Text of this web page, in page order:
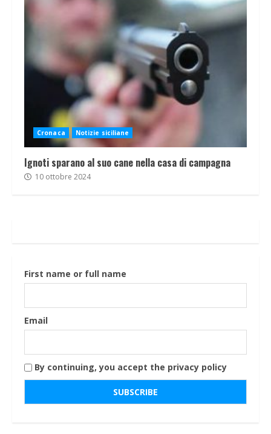
Cronaca Notizie siciliane
Ignoti sparano al suo cane nella casa di campagna
10 ottobre 2024
First name or full name
Email
By continuing, you accept the privacy policy